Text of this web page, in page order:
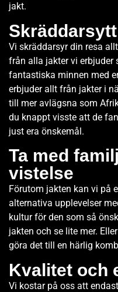
jakt.
Skräddarsytt
Vi skräddarsyr din resa
från alla jakter vi erbjuder
fantastiska minnen med
erbjuder allt från jakter i
till mer avlägsna som
du knappt visste att de
just era önskemål.
Ta med
vistelse
Förutom jakten kan vi på
alternativa upplevelser
kultur för den som så
jakten och se lite mer.
göra det till en härlig
Kvalitet och
Vi kostar på oss att